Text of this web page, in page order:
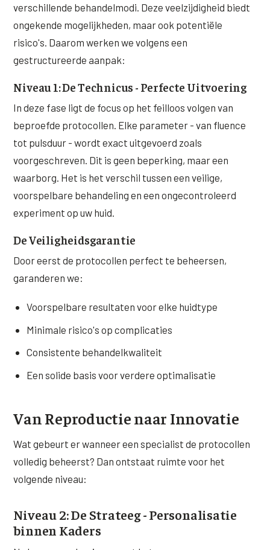
verschillende behandelmodi. Deze veelzijdigheid biedt
ongekende mogelijkheden, maar ook potentiële
risico's. Daarom werken we volgens een
gestructureerde aanpak:
Niveau 1: De Technicus - Perfecte Uitvoering
In deze fase ligt de focus op het feilloos volgen van
beproefde protocollen. Elke parameter - van fluence
tot pulsduur - wordt exact uitgevoerd zoals
voorgeschreven. Dit is geen beperking, maar een
waarborg. Het is het verschil tussen een veilige,
voorspelbare behandeling en een ongecontroleerd
experiment op uw huid.
De Veiligheidsgarantie
Door eerst de protocollen perfect te beheersen,
garanderen we:
Voorspelbare resultaten voor elke huidtype
Minimale risico's op complicaties
Consistente behandelkwaliteit
Een solide basis voor verdere optimalisatie
Van Reproductie naar Innovatie
Wat gebeurt er wanneer een specialist de protocollen
volledig beheerst? Dan ontstaat ruimte voor het
volgende niveau:
Niveau 2: De Strateeg - Personalisatie
binnen Kaders